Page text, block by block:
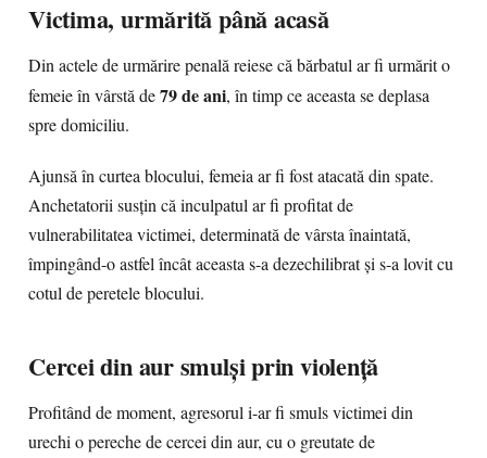
Victima, urmărită până acasă
Din actele de urmărire penală reiese că bărbatul ar fi urmărit o
femeie în vârstă de79 de ani, în timp ce aceasta se deplasa
spre domiciliu.
Ajunsă în curtea blocului, femeia ar fi fost atacată din spate.
Anchetatorii susțin că inculpatul ar fi profitat de
vulnerabilitatea victimei, determinată de vârsta înaintată,
împingând-o astfel încât aceasta s-a dezechilibrat și s-a lovit cu
cotul de peretele blocului.
Cercei din aur smulși prin violență
Profitând de moment, agresorul i-ar fi smuls victimei din
urechi o pereche de cercei din aur, cu o greutate de